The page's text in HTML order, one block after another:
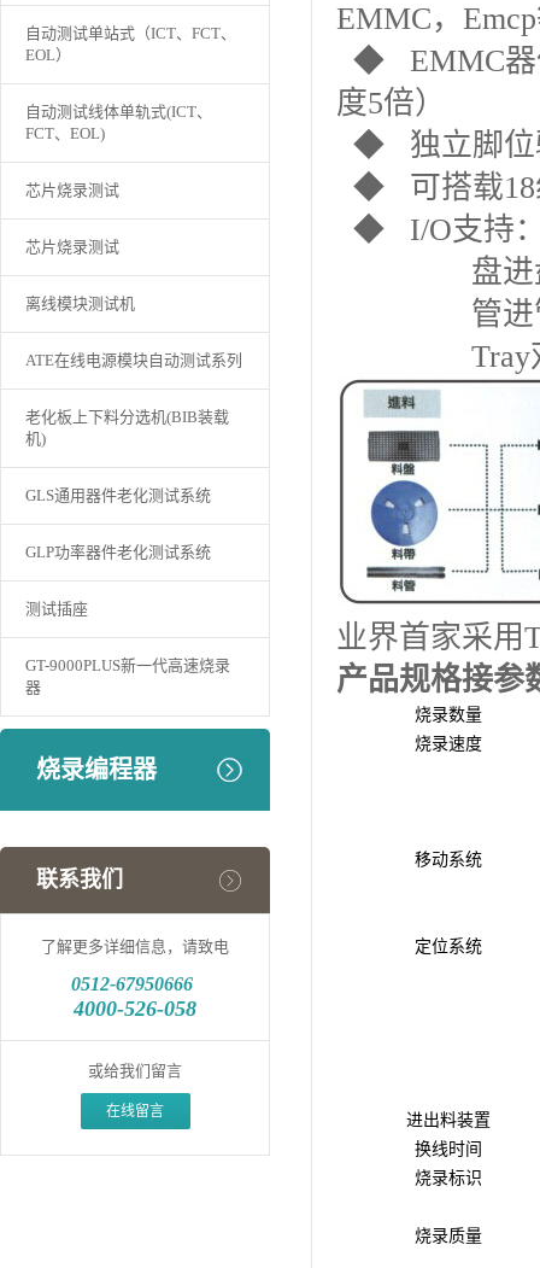
自动测试单站式（ICT、FCT、
EOL）
自动测试线体单轨式(ICT、
FCT、EOL)
芯片烧录测试
芯片烧录测试
离线模块测试机
ATE在线电源模块自动测试系列
老化板上下料分选机(BIB装载
机)
GLS通用器件老化测试系统
GLP功率器件老化测试系统
测试插座
GT-9000PLUS新一代高速烧录
器
烧录编程器
联系我们
了解更多详细信息，请致电
0512-67950666
4000-526-058
或给我们留言
在线留言
EMMC，
◆ EMMC器
度5倍）
◆ 独立脚位
◆ 可搭载18
◆ I/O支持：
盘进盘出
管进管出
Tray双轨
业界首家采用
产品规格接参
烧录数量
烧录速度
移动系统
定位系统
进出料装置
换线时间
烧录标识
烧录质量